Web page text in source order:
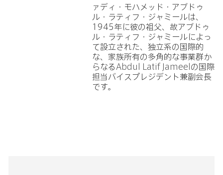
ァディ・モハメッド・アブドゥ
ル・ラティフ・ジャミールは、
1945年に彼の祖父、故アブドゥ
ル・ラティフ・ジャミールによっ
て設立された、独立系の国際的
な、家族所有の多角的な事業群か
らなるAbdul Latif Jameelの国際
担当バイスプレジデント兼副会長
です。